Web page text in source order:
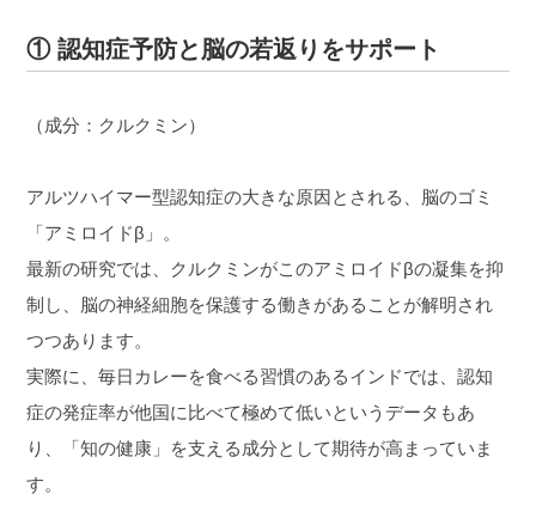
① 認知症予防と脳の若返りをサポート
（成分：クルクミン）
アルツハイマー型認知症の大きな原因とされる、脳のゴミ
「アミロイドβ」。
最新の研究では、クルクミンがこのアミロイドβの凝集を抑
制し、脳の神経細胞を保護する働きがあることが解明され
つつあります。
実際に、毎日カレーを食べる習慣のあるインドでは、認知
症の発症率が他国に比べて極めて低いというデータもあ
り、「知の健康」を支える成分として期待が高まっていま
す。